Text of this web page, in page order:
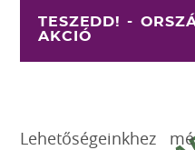
TESZEDD! -
AKCIÓ
Lehetőségeinkhez